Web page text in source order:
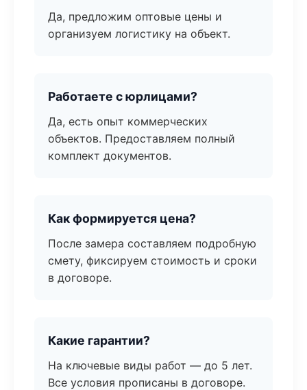
Да, предложим оптовые цены и
организуем логистику на объект.
Работаете с юрлицами?
Да, есть опыт коммерческих
объектов. Предоставляем полный
комплект документов.
Как формируется цена?
После замера составляем подробную
смету, фиксируем стоимость и сроки
в договоре.
Какие гарантии?
На ключевые виды работ — до 5 лет.
Все условия прописаны в договоре.